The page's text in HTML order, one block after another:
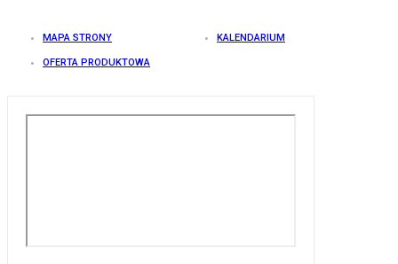
MAPA STRONY KALENDARIUM
OFERTA PRODUKTOWA